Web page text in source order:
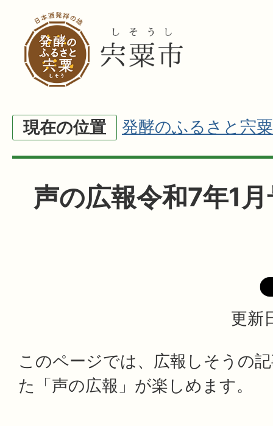
現在の位置 発酵のふるさと宍粟
声の広報令和7年1
更新
このページでは、広報しそうの
た「声の広報」が楽しめます。